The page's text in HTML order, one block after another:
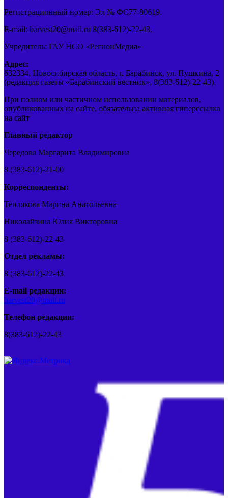
Регистрационный номер: Эл № ФС77-80619.
E-mail: barvest20@mail.ru 8(383-612)-22-43.
Учредитель: ГАУ НСО «РегионМедиа»
Адрес:
632334, Новосибирская область, г. Барабинск, ул. Пушкина, 2
(редакция газеты «Барабинский вестник», 8(383-612)-22-43).
При полном или частичном использовании материалов,
опубликованных на сайте, обязательна активная гиперссылка
на сайт
Главный редактор
Чередова Маргарита Владимировна
8 (383-612)-21-00
Корреспонденты:
Теплякова Марина Анатольевна
Николайзина Юлия Викторовна
8 (383-612)-22-43
Отдел рекламы:
8 (383-612)-22-43
E-mail редакции:
barvest20@mail.ru
Телефон редакции:
8(383-612)-22-43